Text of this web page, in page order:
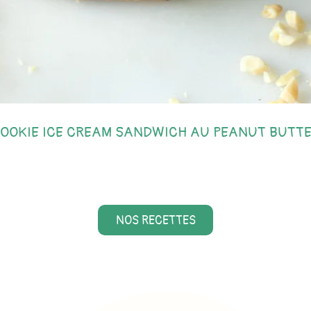
ICE CREAM SANDWICH AU PEANUT
NOS RECETTES